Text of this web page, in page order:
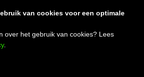
van cookies voor een optimale
over het gebruik van cookies? Lees
.